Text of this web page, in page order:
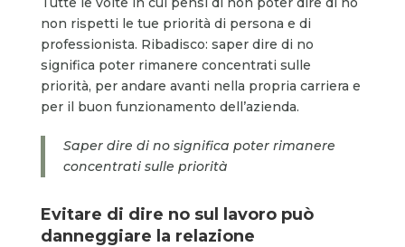
non rispetti le tue priorità di persona e di
professionista. Ribadisco: saper dire di no
significa poter rimanere concentrati sulle
priorità, per andare avanti nella propria carriera e
per il buon funzionamento dell’azienda.
Saper dire di no significa poter rimanere
concentrati sulle priorità
Evitare di dire no sul lavoro può
danneggiare la relazione